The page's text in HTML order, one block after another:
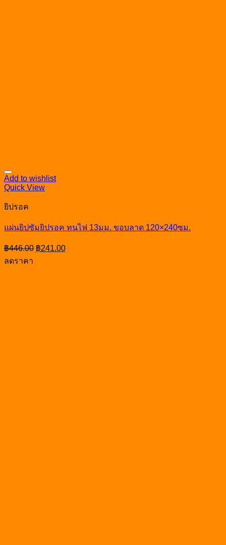
Add to wishlist
Quick View
ยิปรอค
แผ่นยิปซัมยิปรอค ทนไฟ 13มม. ขอบลาด 120×240ซม.
฿446.00 Original
price
฿241.00Current
price
ลดราคา